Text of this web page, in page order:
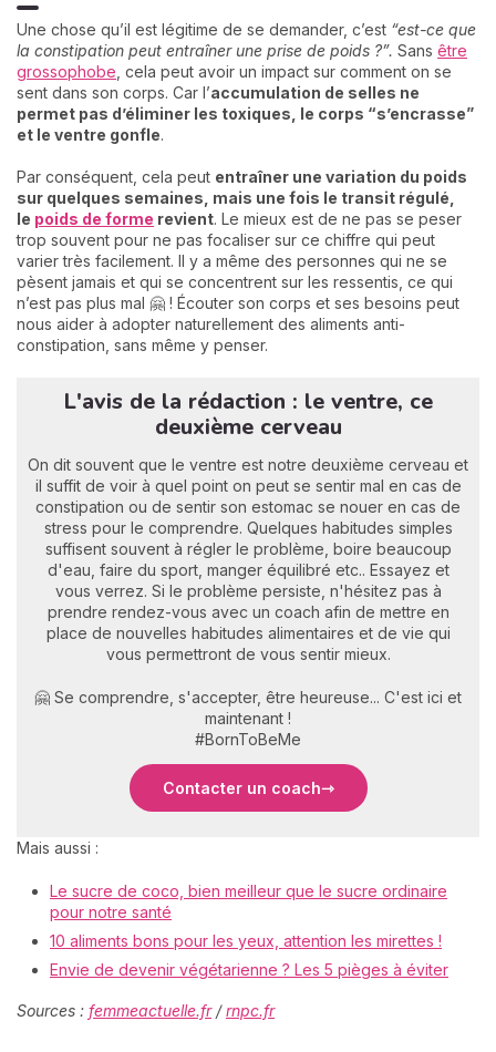
Une chose qu’il est légitime de se demander, c’est “est-ce que
la constipation peut entraîner une prise de poids ?”. Sans être
grossophobe , cela peut avoir un impact sur comment on se
sent dans son corps. Car l’accumulation de selles ne
permet pas d’éliminer les toxiques, le corps “s’encrasse”
et le ventre gonfle.
Par conséquent, cela peut entraîner une variation du poids
sur quelques semaines, mais une fois le transit régulé,
le poids de forme revient. Le mieux est de ne pas se peser
trop souvent pour ne pas focaliser sur ce chiffre qui peut
varier très facilement. Il y a même des personnes qui ne se
pèsent jamais et qui se concentrent sur les ressentis, ce qui
n’est pas plus mal 🤗 ! Écouter son corps et ses besoins peut
nous aider à adopter naturellement des aliments anti-
constipation, sans même y penser.
L'avis de la rédaction : le ventre, ce
deuxième cerveau
On dit souvent que le ventre est notre deuxième cerveau et
il suffit de voir à quel point on peut se sentir mal en cas de
constipation ou de sentir son estomac se nouer en cas de
stress pour le comprendre. Quelques habitudes simples
suffisent souvent à régler le problème, boire beaucoup
d'eau, faire du sport, manger équilibré etc.. Essayez et
vous verrez. Si le problème persiste, n'hésitez pas à
prendre rendez-vous avec un coach afin de mettre en
place de nouvelles habitudes alimentaires et de vie qui
vous permettront de vous sentir mieux.
🤗 Se comprendre, s'accepter, être heureuse... C'est ici et
maintenant !
#BornToBeMe
Contacter un coach
Mais aussi :
Le sucre de coco, bien meilleur que le sucre ordinaire
pour notre santé
10 aliments bons pour les yeux, attention les mirettes !
Envie de devenir végétarienne ? Les 5 pièges à éviter
Sources : femmeactuelle.fr/rnpc.fr